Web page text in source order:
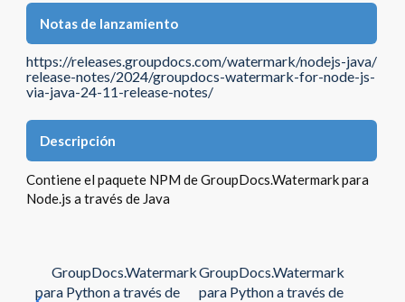
Notas de lanzamiento
https://releases.groupdocs.com/watermark/nodejs-java/
release-notes/2024/groupdocs-watermark-for-node-js-
via-java-24-11-release-notes/
Descripción
Contiene el paquete NPM de GroupDocs.Watermark para
Node.js a través de Java
GroupDocs.Watermark
para Python a través de
GroupDocs.Watermark
para Python a través de